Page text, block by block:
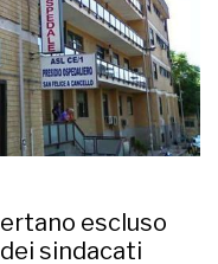
escluso
sindacati